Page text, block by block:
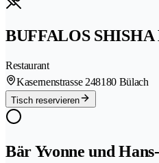
BUFFALOS
Restaurant
Kasernenstrasse 248180 Bülach
Tisch reservieren
Bär Yvonne und